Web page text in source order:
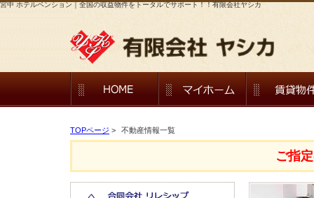
宮中 ホテルペンション｜全国の収益物件をトータルでサポート！！有限会社ヤシカ
TOPページ > 不動産情報一覧
ご指